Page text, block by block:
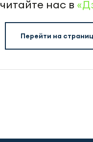
читайте нас в
Перейти на